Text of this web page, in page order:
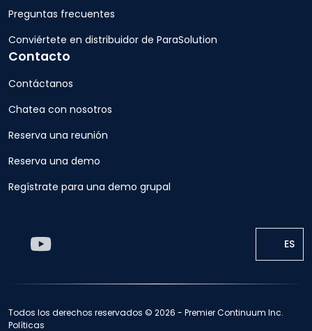
Preguntas frecuentes
Conviértete en distribuidor de ParaSolution
Contacto
Contáctanos
Chatea con nosotros
Reserva una reunión
Reserva una demo
Regístrate para una demo grupal
ES
Todos los derechos reservados © 2026 - Premier Continuum Inc.
Políticas